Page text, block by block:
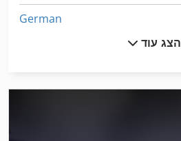
German
הצג עוד